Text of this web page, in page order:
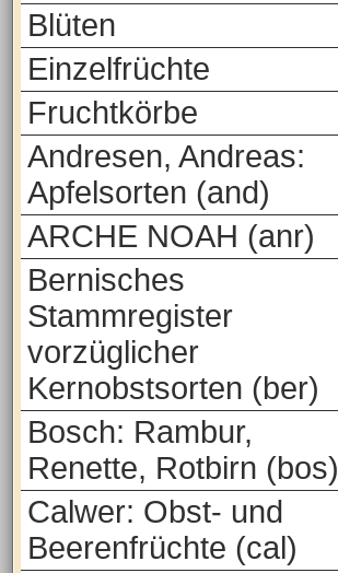
Blüten
Einzelfrüchte
Fruchtkörbe
Andresen, Andreas:
Apfelsorten (and)
ARCHE NOAH (anr)
Bernisches
Stammregister
vorzüglicher
Kernobstsorten (ber)
Bosch: Rambur,
Renette, Rotbirn (bos)
Calwer: Obst- und
Beerenfrüchte (cal)